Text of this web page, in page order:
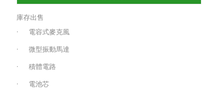
庫存出售
電容式麥克風
微型振動馬達
積體電路
電池芯